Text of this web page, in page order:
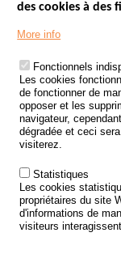
Menu
Footer
LES SITES PUBLICS
ÉTAT DE
TRAITEMENT DES
LA ROUTE
ETUDES ET
APPEL À PROJETS
POLITIQUE DE
Outils
AGENDA
des cookies à des
More info
Fonctionnels
Les cookies
de fonctionner de
opposer et les
navigateur,
dégradée et ceci
visiterez.
Statistiques
Les cookies
propriétaires du site
d'informations de
visiteurs